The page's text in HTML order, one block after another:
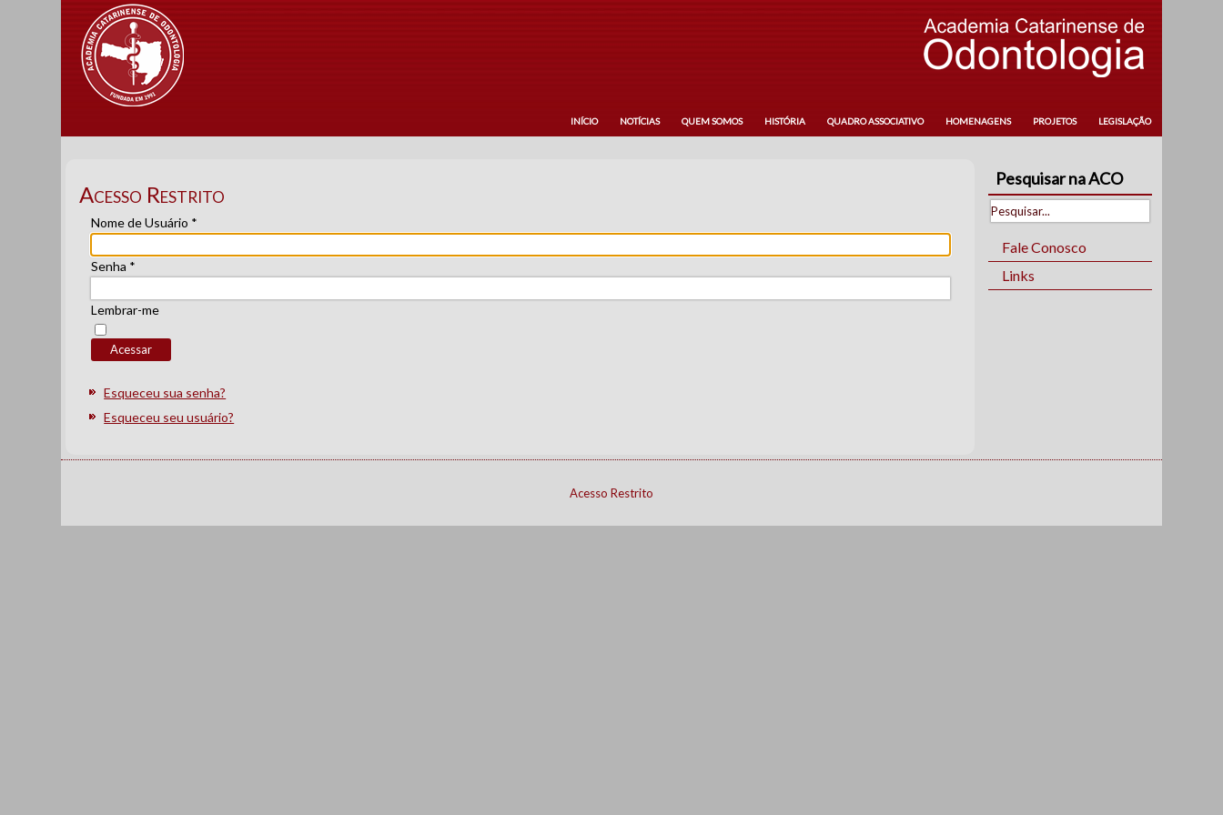
INÍCIO NOTÍCIAS QUEM SOMOS HISTÓRIA QUADRO ASSOCIATIVO HOMENAGENS PROJETOS LEGISLAÇÃO
Acesso Restrito
Nome de Usuário *
Senha *
Lembrar-me
Acessar
Esqueceu sua senha?
Esqueceu seu usuário?
Pesquisar na ACO
Fale Conosco
Links
Acesso Restrito